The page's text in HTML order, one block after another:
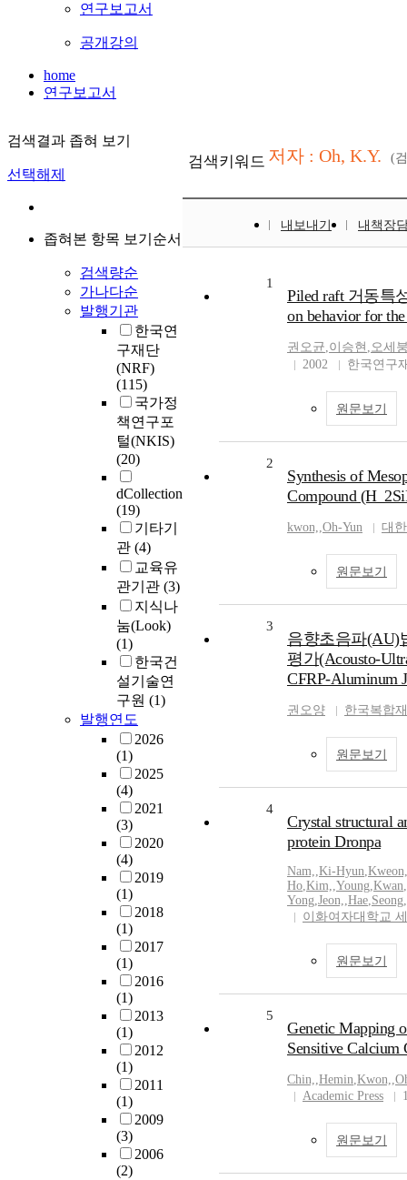
연구보고서
공개강의
home
연구보고서
검색결과 좁혀 보기
선택해제
좁혀본 항목 보기순서
검색량순
가나다순
발행기관
한국연
구재단
(NRF)
(115)
국가정
책연구포
털(NKIS)
(20)
dCollection
(19)
기타기
관 (4)
교육유
관기관 (3)
지식나
눔(Look)
(1)
한국건
설기술연
구원 (1)
발행연도
2026
(1)
2025
(4)
2021
(3)
2020
(4)
2019
(1)
2018
(1)
2017
(1)
2016
(1)
2013
(1)
2012
(1)
2011
(1)
2009
(3)
2006
(2)
검색키워드 저자 : Oh, K.Y. (
내보내기 내책장
1
Piled raft 거동특
on behavior for
권오균,이승현 ,오세
2002
한국연구
원문보기
2
Synthesis of
Compound
kwon,,Oh-Yun 대
원문보기
3
음향초음파(AU)
평가(Acousto-
CFRP-Aluminum
권오양 한국복합
원문보기
4
Crystal structural
protein Dronpa
Nam,,Ki-Hyun,Kweon,
Ho,Kim,,Young,Kwan,
Yong,Jeon,,Hae,Seong,
이화여자대학교
원문보기
5
Genetic Mapping
Sensitive Calcium
Chin,,Hemin,Kwon,,
Academic Press
원문보기